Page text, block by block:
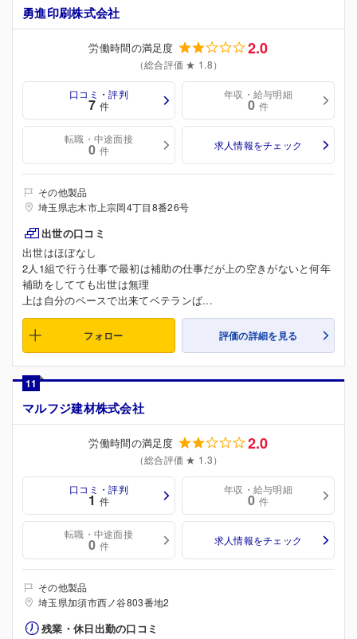
勇進印刷株式会社
労働時間の満足度 2.0
（総合評価 ★ 1.8）
口コミ・評判
7 件
年収・給与明細
0 件
転職・中途面接
0 件 求人情報をチェック
その他製品
埼玉県志木市上宗岡4丁目8番26号
出世の口コミ
出世はほぼなし
2人1組で行う仕事で最初は補助の仕事だが上の空きがないと何年
補助をしてても出世は無理
上は自分のペースで出来てベテランば...
フォロー 評価の詳細を見る
11
マルフジ建材株式会社
労働時間の満足度 2.0
（総合評価 ★ 1.3）
口コミ・評判
1 件
年収・給与明細
0 件
転職・中途面接
0 件 求人情報をチェック
その他製品
埼玉県加須市西ノ谷803番地2
残業・休日出勤の口コミ